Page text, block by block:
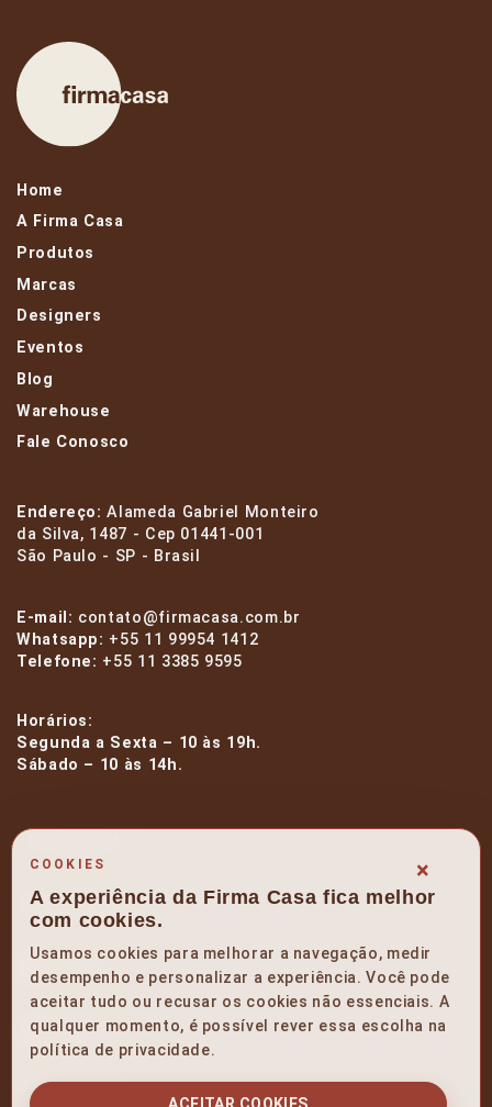
Home
A Firma Casa
Produtos
Marcas
Designers
Eventos
Blog
Warehouse
Fale Conosco
Endereço:Alameda Gabriel Monteiro
da Silva, 1487 - Cep 01441-001
São Paulo - SP - Brasil
E-mail: contato@firmacasa.com.br
Whatsapp: +55 11 99954 1412
Telefone: +55 11 3385 9595
Horários:
Segunda a Sexta – 10 às 19h.
Sábado – 10 às 14h.
instagram
linkedin
pinterest
×
COOKIES
A experiência da Firma Casa fica melhor
com cookies.
Usamos cookies para melhorar a navegação, medir
desempenho e personalizar a experiência. Você pode
aceitar tudo ou recusar os cookies não essenciais. A
qualquer momento, é possível rever essa escolha na
política de privacidade.